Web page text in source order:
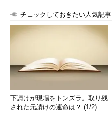
チェックしておきたい人気記事
下請けが現場をトンズラ。取り残
された元請けの運命は？ (1/2)